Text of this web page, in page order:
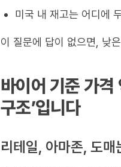
미국 내 재고는 어디에
이 질문에 답이 없으면, 낮
바이어 기준 가
구조’입니다
리테일, 아마존, 도